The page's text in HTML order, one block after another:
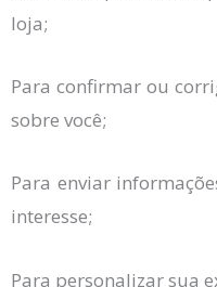
loja;
Para confirmar ou
sobre você;
Para enviar
interesse;
Para personalizar sua